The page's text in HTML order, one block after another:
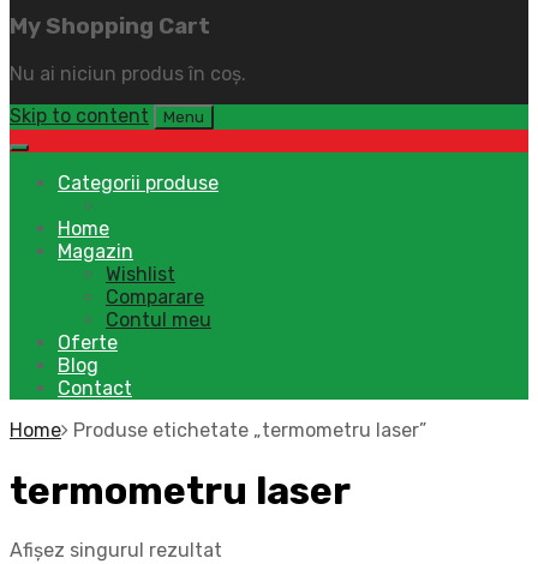
My Shopping Cart
Nu ai niciun produs în coș.
Skip to content
Menu
Categorii produse
Home
Magazin
Wishlist
Comparare
Contul meu
Oferte
Blog
Contact
Home
Produse etichetate „termometru laser”
termometru laser
Afișez singurul rezultat